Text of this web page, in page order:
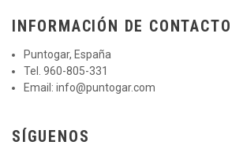
INFORMACIÓN DE CONTACTO
Puntogar, España
Tel. 960-805-331
Email: info@puntogar.com
SÍGUENOS